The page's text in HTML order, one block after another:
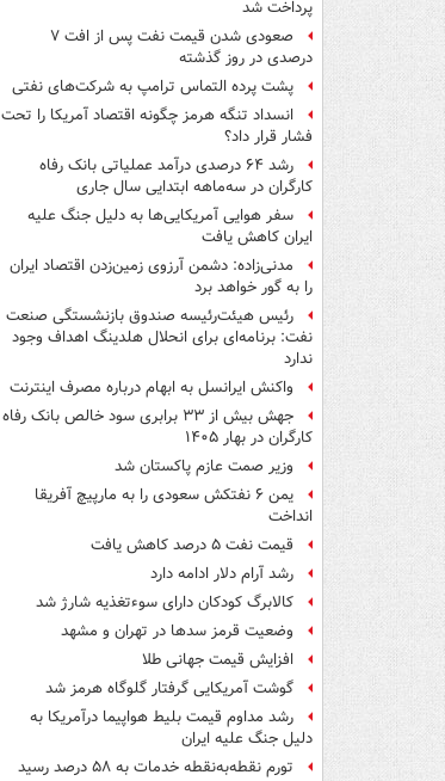
پرداخت شد
صعودی شدن قیمت نفت پس از افت ۷
درصدی در روز گذشته
پشت پرده التماس ترامپ به شرکت‌های نفتی
انسداد تنگه هرمز چگونه اقتصاد آمریکا را تحت
فشار قرار داد؟
رشد ۶۴ درصدی درآمد عملیاتی بانک رفاه
کارگران در سه‌ماهه ابتدایی سال جاری
سفر هوایی آمریکایی‌ها به دلیل جنگ علیه
ایران کاهش یافت
مدنی‌زاده: دشمن آرزوی زمین‌زدن اقتصاد ایران
را به گور خواهد برد
رئیس هیئت‌رئیسه صندوق بازنشستگی صنعت
نفت: برنامه‌ای برای انحلال هلدینگ اهداف وجود
ندارد
واکنش ایرانسل به ابهام درباره مصرف اینترنت
جهش بیش از ۳۳ برابری سود خالص بانک رفاه
کارگران در بهار ۱۴۰۵
وزیر صمت عازم پاکستان شد
یمن ۶ نفتکش سعودی را به مارپیچ آفریقا
انداخت
قیمت نفت ۵ درصد کاهش یافت
رشد آرام دلار ادامه دارد
کالابرگ کودکان دارای سوءتغذیه شارژ شد
وضعیت قرمز سدها در تهران و مشهد
افزایش قیمت جهانی طلا
گوشت آمریکایی گرفتار گلوگاه هرمز شد
رشد مداوم قیمت بلیط هواپیما درآمریکا به
دلیل جنگ علیه ایران
تورم نقطه‌به‌نقطه خدمات به ۵۸ درصد رسید